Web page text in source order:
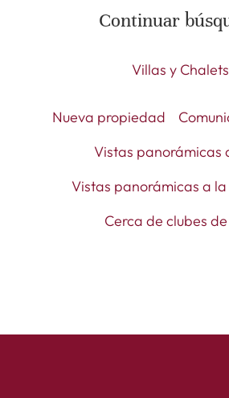
Continuar
Villas y Chalets
Nueva propiedad
Vistas panorámicas
Vistas panorámicas a
Cerca de clubes